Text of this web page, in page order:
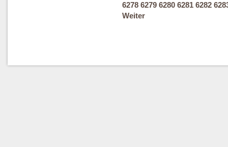
6278 6279 6280 6281 6282
Weiter